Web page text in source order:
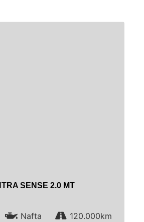
SENSE 2.0 MT
Nafta 120.000km